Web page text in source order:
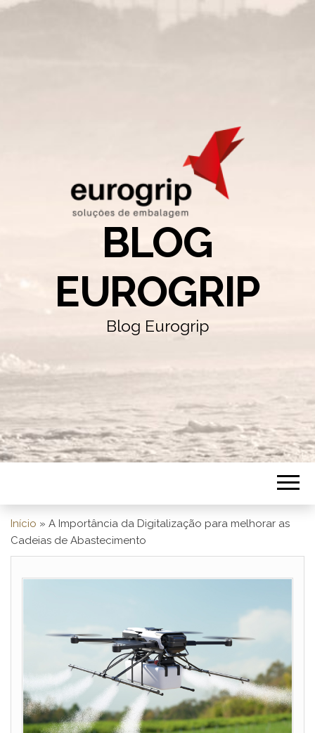
BLOG
EUROGRIP
Blog Eurogrip
Início » A Importância da Digitalização para melhorar as
Cadeias de Abastecimento